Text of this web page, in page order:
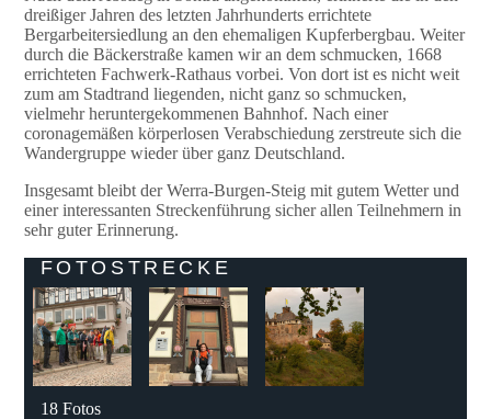
dreißiger Jahren des letzten Jahrhunderts errichtete
Bergarbeitersiedlung an den ehemaligen Kupferbergbau. Weiter
durch die Bäckerstraße kamen wir an dem schmucken, 1668
errichteten Fachwerk-Rathaus vorbei. Von dort ist es nicht weit
zum am Stadtrand liegenden, nicht ganz so schmucken,
vielmehr heruntergekommenen Bahnhof. Nach einer
coronagemäßen körperlosen Verabschiedung zerstreute sich die
Wandergruppe wieder über ganz Deutschland.
Insgesamt bleibt der Werra-Burgen-Steig mit gutem Wetter und
einer interessanten Streckenführung sicher allen Teilnehmern in
sehr guter Erinnerung.
FOTOSTRECKE
18 Fotos